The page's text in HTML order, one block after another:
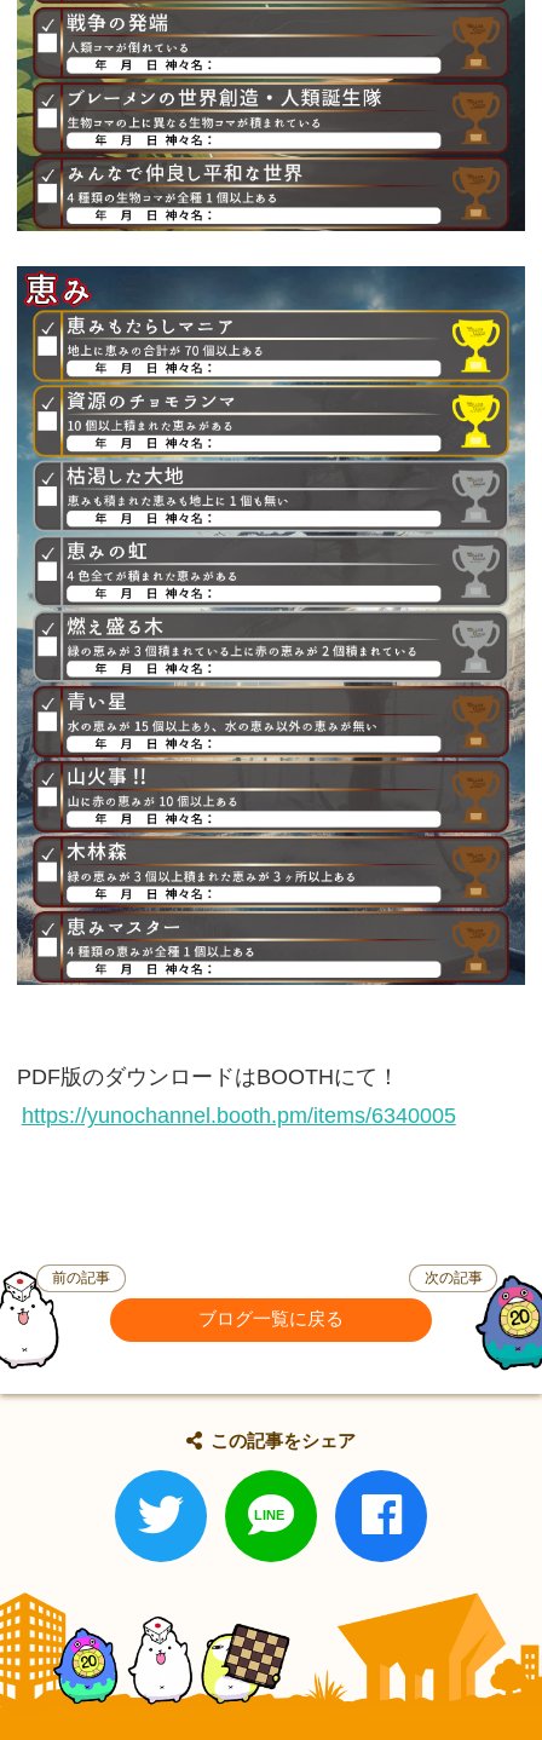
PDF版のダウンロードはBOOTHにて！
https://yunochannel.booth.pm/items/6340005
前の記事
ブログ一覧に戻る
次の記事
この記事をシェア